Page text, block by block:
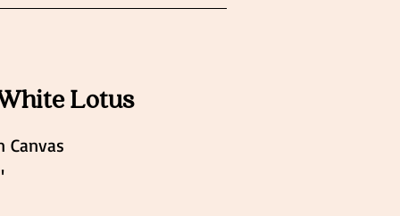
Lotus
Canvas